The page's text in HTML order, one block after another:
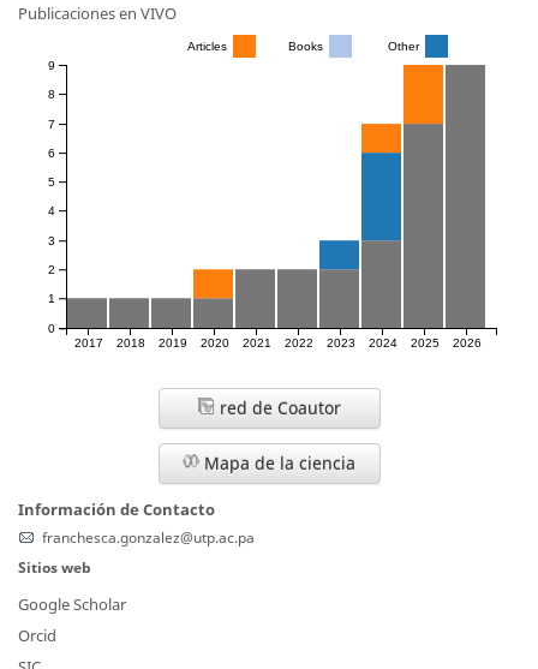
Publicaciones en VIVO
2017 2018 2019 2020 2021 2022 2023 2024 2025 2026
0
1
2
3
4
5
6
7
8
9
Articles Books Other
red de Coautor
Mapa de la ciencia
Información de Contacto
franchesca.gonzalez@utp.ac.pa
Sitios web
Google Scholar
Orcid